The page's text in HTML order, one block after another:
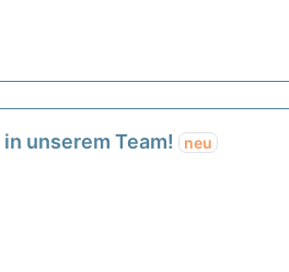
unserem Team! neu